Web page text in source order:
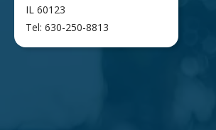
IL 60123
Tel: 630-250-8813